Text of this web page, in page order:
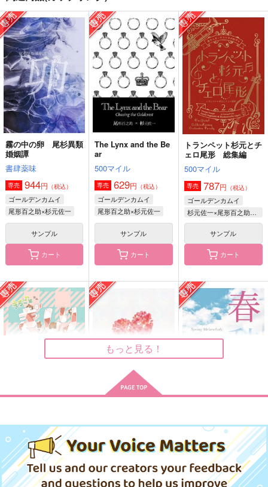
まるごとぎっしりミニ
元チャ
crescita
748円（税込）
尾形百之助×杉元佐一
サンプル
作品詳細
夕映えの輪郭
もち米
472円 （税込）
杉元佐一×尾形百之助
サンプル
作品詳細
フォゼになったヤマネ
コ
Clo*Reco
715円 （税込）
杉元佐一×尾形百之助
サンプル
作品詳細
俺があいつで以下略。
サラマンダー倶楽部
944円（税込）
杉元佐一×尾形百之助
サンプル
白い夜
ＭＥＳＡ
円（税込）
杉元佐一×尾形百之助
サンプル
作品詳細
遠くて近い
世間亭
715円（税込）
杉元佐一×尾形百之助
サンプル
霧の中の卵 尾杉異類
婚姻譚
書肆薬味
専売 944円 （税込）
ゴールデンカムイ
尾形百之助×杉元佐一
サンプル
カート
The Lynx and the Be
ar
500マイル
専売 629円 （税込）
ゴールデンカムイ
尾形百之助×杉元佐一
サンプル
カート
トランペット杉元とチ
ェロ尾形 総集編
500マイル
専売 787円 （税込）
ゴールデンカムイ
杉元佐一×尾形百之助×杉元佐一
サンプル
カート
元チャ
crescita
専売 748円（税込）
ゴールデンカムイ
尾形百之助×杉元佐一
ツ。
もちや
専売 472円
ゴールデンカムイ
尾形百之助×杉元佐一
500マイル
専売 787円（税込）
ゴールデンカムイ
尾形百之助×杉元佐一
もっと見る！